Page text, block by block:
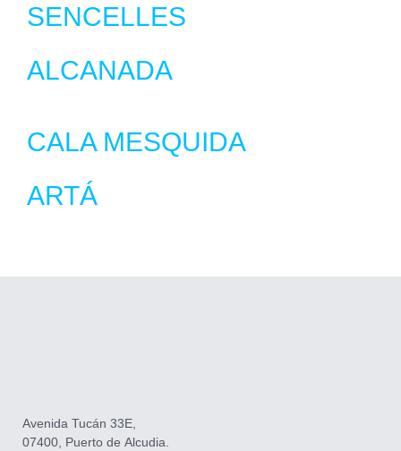
SENCELLES
ALCANADA
CALA MESQUIDA
ARTÁ
Avenida Tucán 33E,
07400, Puerto de Alcudia.